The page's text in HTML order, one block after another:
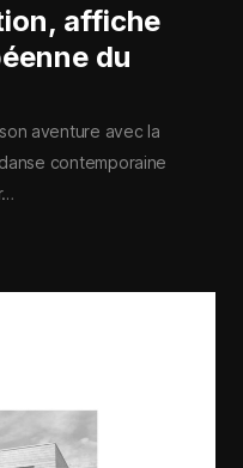
affiche
du
aventure avec la
contemporaine